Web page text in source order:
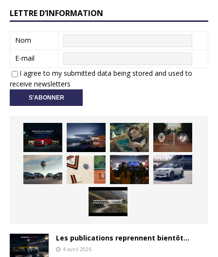
LETTRE D’INFORMATION
Nom
E-mail
I agree to my submitted data being stored and used to
receive newsletters
Les publications reprennent bientôt…
4 avril 2026